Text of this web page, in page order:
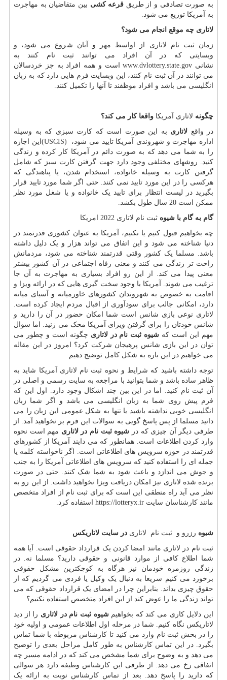
به صورت تصادفی و از طریق قرعه کشی بین متقاضیان به مهاجرت
به آمریکا توزیع می شود.
لاتاری چه موقع انجام می شود؟
زمانثبت نام لاتاری
از اواسط مهر و آبان شروع می شود، و
وبسایتی که در آن افراد می توانند ثبت نام کنند به
نشانی www.dvlottery.state.gov
است و همه افراد به جز خردسالان
می توانند در آن ثبت نام کنند، این وبسایت فرم هایی دارد که به زبان
انگلیسی می باشد و افراد موظفند تا آنها را تکمیل کنند.
چگونه لاتاری آمریکا واقعا کار می کند؟
در واقع لاتاری به این صورت است که کارت سبزی که به وسیله
اداره مهاجرت و شهروندی آمریکا تایید می شود،
(USCIS) این اجازه
را به شما می دهد که به صورت دائم در آمریکا کار کرده و زندگی
کنید. روشهای مختلفی وجود دارد جهت گرفتن کارت سبز که شامل
گرفتن کارت به وسیله خانواده، استخدام شدن، یا پناهندگی که
هرکسی را در این مورد تایید نمی کنند. حتی اگر شما مورد تایید قرار
بگیرید در لیست انتظار برای تایید یک خانواده و یا شغل مورد نظر
ممکن است 20 سال طول بکشد.
گام به گام با شیوه ثبت نام لاتاری 2022 امریکا
چه بخواهیم قبول کنیم یا نکنیم، آمریکا به عنوان کشوری قدرتمند در
دنیا شناخته می شود و این اتفاق می تواند هزار و یک دلیل داشته
باشد. مسلما یک کشور وقتی قدرتمند شناخته می شود، مردمانش
راحت تر زندگی می کنند و معنی رفاه اجتماعی در آن کشور بیشتر
معنی پیدا می کند. از این رو افراد بسیاری به مهاجرت به آن جا
ترغیب می شوند. آمریکا با وجود سخت گیری هایی که در ارائه ویزا و
اقامت به خصوص به شهروندان کشورهای خاورمیانه و آسیای میانه
دارد، امکانی جالب برای سودآوری از اقبال مردم ایجاد کرده است.
لاتاری نوعی بازی شانس است شما امکان حضور در آن را دارید و
شانس خودتان را برای گرفتن ویزای آمریکا محک می زنید. اما سوال
مهم این است که شیوه ثبت نام در لاتاری چگونه است و چطور می
توان در این بازی شانس پرهیجان شرکت کرد؟ امروز در این مقاله
می خواهیم در این باره به شکل کامل توضیح دهیم
توجه داشته باشید که شرایط و نحوه ثبت نام لاتاری آمریکا شاید به
ظاهر ساده باشد و شما بتوانید با مراجعه به سایت رسمی و اصلی در
آن ثبت نام کنید. اما در این بین چند اشکال وجود دارد. اول این که
فرم پیش روی شما به زبان انگلیسی می باشد و اگر شما زبان
انگلیسی خوبی نداشته باشید یا تنها به شکل عمومی این زبان را می
دانید مسلما از پس پاسخ گویی به سوالات این فرم بر نخواهید آمد. از
طرفی دیگر آن چیزی که در شیوه ثبت نام در لاتاری مهم است نحوه
وارد کردن اطلاعات است. همانطور که می دایند آمریکا از کشورهای
قدرتمند در حوزه سرویس های اطلاعاتی است. اگر ناخواسته کلمه یا
جمله ای را استفاده کنید که سرویس های اطلاعاتی آمریکا را به جنب
و جوش می اندازد و باعث شود به شما شک کنند. حتی در صورت
برنده شده لاتاری نیز امکان دریافت ویزا نخواهید داشت. از این رو به
نظر می آید راه منطقی این است که برای ثبت نام از افراد متخصص
مانند کارشناسان سایت https://lotteryx.ir استفاده کرد.
شیوه رزرو و ثبت نام لاتاری در سایت لاتاریکس
ثبت نام در لاتاری مانند امضا کردن یک قرارداد حقوقی است. آیا همه
شما اطلاع کافی از موارد قانونی و حقوقی دارید؟ مسلما نه. در
زندگی روزمره خودمان نیز هرگاه به کوچکترین مشکل حقوقی
برخورد می کنیم سریعا به دنبال یک وکیل یا فردی می گردیم که از
حقوق چیزی بداند. بنابراین چرا در امضای یک قرارداد حقوقی که می
تواند زندگی ما را عوض کند از این افراد متخصص استفاده نکنیم؟
این دلایل کاری می کند که بخواهیمشیوه ثبت نام در لاتاری را از دید
لاتاریکس نگاه کنیم. شما در مرحله اول اطلاعات عمومی و اولیه خود
را در بخش ثبت نام وارد می کنید تا کارشناس مربوطه با شما تماس
بگیرد. در این تماس کارشناس به طور کامل مراحل بعدی را توضیح
می دهد و به وضوح برای شما مشخص می کند که در ادامه مسیر چه
اتفاقی رخ می دهد. از طرفی این کارشناس وظیفه دارد هر سوالی
که دارید را پاسخ دهد. بعد از تماس کارشناس نوبت به ارائه یک